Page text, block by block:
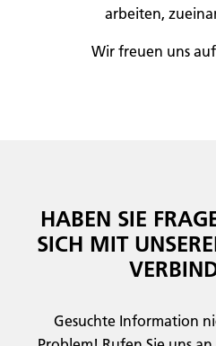
arbeiten,
Wir freuen uns
HABEN SIE
SICH MIT
Gesuchte Information